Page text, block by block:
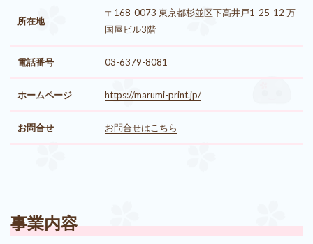
所在地
〒168-0073 東京都杉並区下高井戸1-25-12 万
国屋ビル3階
電話番号 03-6379-8081
ホームページ https://marumi-print.jp/
お問合せ お問合せはこちら
事業内容